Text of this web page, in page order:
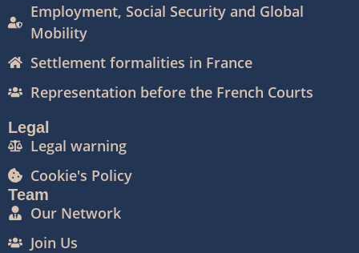
Employment, Social Security and Global
Mobility
Settlement formalities in France
Representation before the French Courts
Legal
Legal warning
Cookie's Policy
Team
Our Network
Join Us